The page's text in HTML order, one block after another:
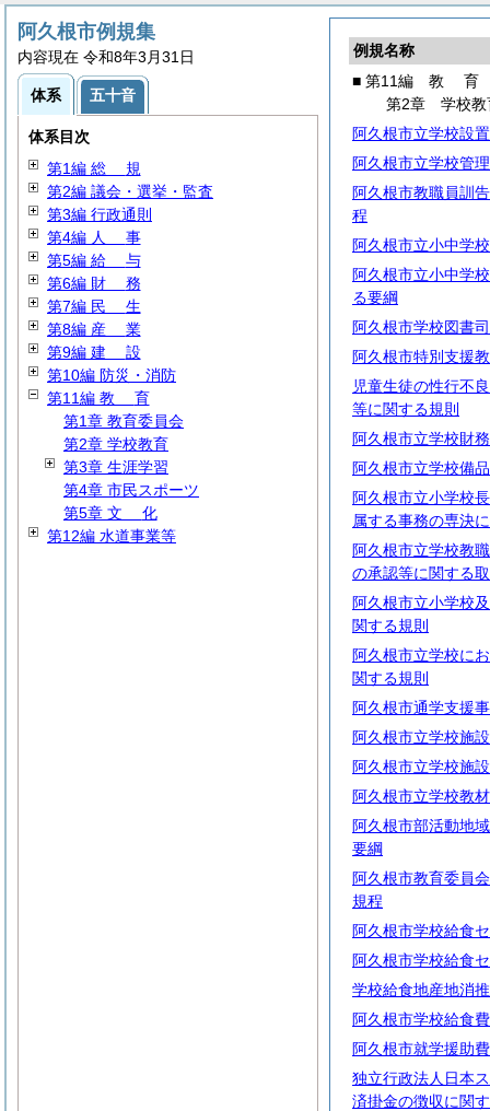
例規名称
■ 第11編 教 育
第2章 学校教
阿久根市立学校設
阿久根市立学校管
阿久根市教職員訓
程
阿久根市立小中学
阿久根市立小中学
る要綱
阿久根市学校図書
阿久根市特別支援
児童生徒の性行不
等に関する規則
阿久根市立学校財
阿久根市立学校備
阿久根市立小学校
属する事務の専決
阿久根市立学校教
の承認等に関する
阿久根市立小学校
関する規則
阿久根市立学校に
関する規則
阿久根市通学支援
阿久根市立学校施
阿久根市立学校施
阿久根市立学校教
阿久根市部活動地
要綱
阿久根市教育委員
規程
阿久根市学校給食
阿久根市学校給食
学校給食地産地消
阿久根市学校給食
阿久根市就学援助
独立行政法人日本
済掛金の徴収に関
阿久根市例規集
内容現在 令和8年3月31日
体系 五十音
体系目次
第1編 総 規
第2編 議会・選挙・監査
第3編 行政通則
第4編 人 事
第5編 給 与
第6編 財 務
第7編 民 生
第8編 産 業
第9編 建 設
第10編 防災・消防
第11編 教 育
第1章 教育委員会
第2章 学校教育
第3章 生涯学習
第4章 市民スポーツ
第5章 文 化
第12編 水道事業等